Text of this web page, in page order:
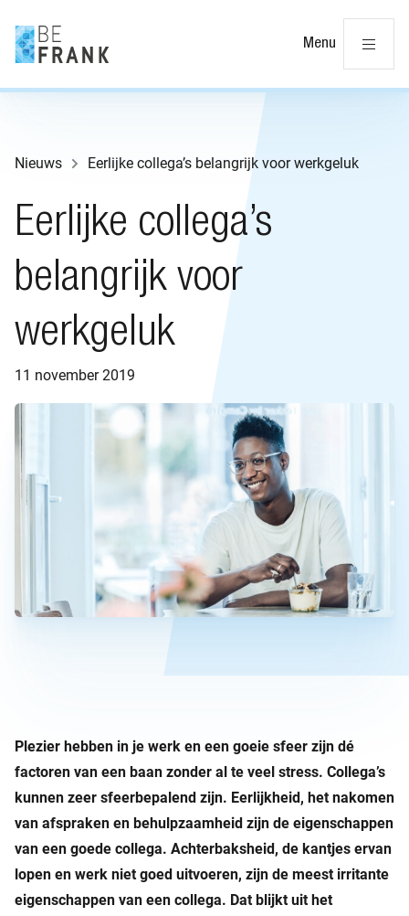
Menu
Nieuws Eerlijke collega’s belangrijk voor werkgeluk
Eerlijke collega’s
belangrijk voor
werkgeluk
11 november 2019
Plezier hebben in je werk en een goeie sfeer zijn dé
factoren van een baan zonder al te veel stress. Collega’s
kunnen zeer sfeerbepalend zijn. Eerlijkheid, het nakomen
van afspraken en behulpzaamheid zijn de eigenschappen
van een goede collega. Achterbaksheid, de kantjes ervan
lopen en werk niet goed uitvoeren, zijn de meest irritante
eigenschappen van een collega. Dat blijkt uit het